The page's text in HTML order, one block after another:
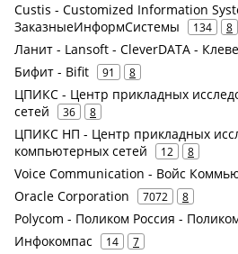
Custis - Customized Information
ЗаказныеИнформСистемы
134 8
Ланит - Lansoft - CleverDATA -
Бифит - Bifit 91 8
ЦПИКС - Центр прикладных
сетей
36 8
ЦПИКС НП - Центр прикладных
компьютерных сетей
12 8
Voice Communication - Войс
Oracle Corporation 7072 8
Polycom - Поликом Россия -
Инфокомпас 14 7